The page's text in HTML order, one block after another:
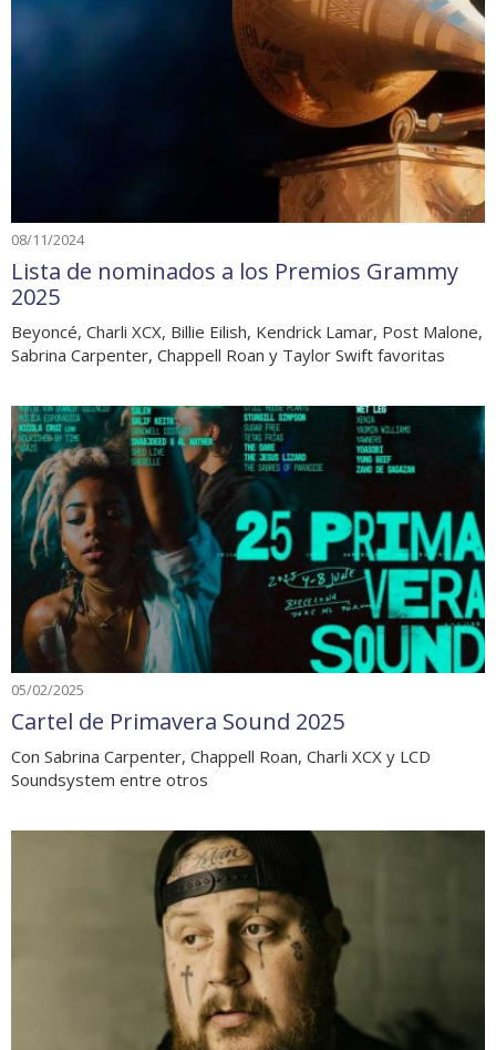
08/11/2024
Lista de nominados a los Premios Grammy
2025
Beyoncé, Charli XCX, Billie Eilish, Kendrick Lamar, Post Malone,
Sabrina Carpenter, Chappell Roan y Taylor Swift favoritas
05/02/2025
Cartel de Primavera Sound 2025
Con Sabrina Carpenter, Chappell Roan, Charli XCX y LCD
Soundsystem entre otros